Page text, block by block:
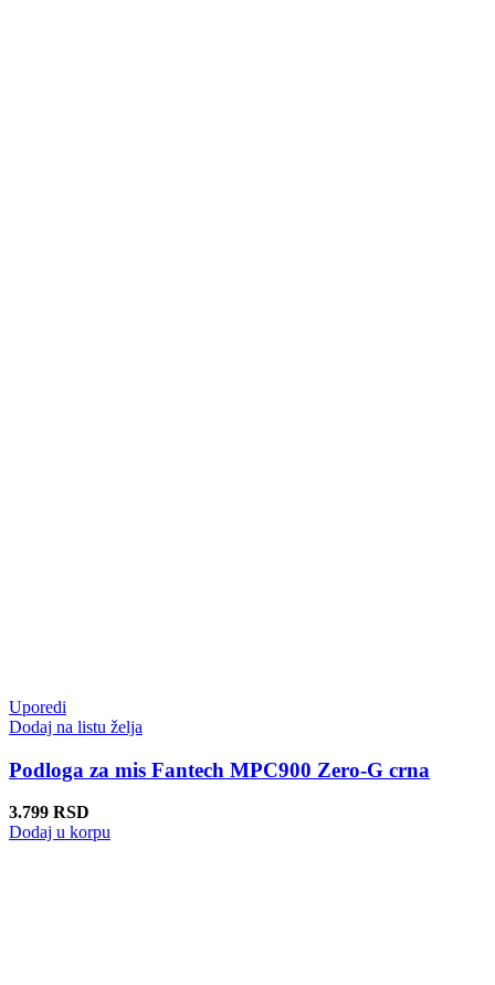
Uporedi
Dodaj na listu želja
Podloga za mis Fantech MPC900 Zero-G crna
3.799 RSD
Dodaj u korpu